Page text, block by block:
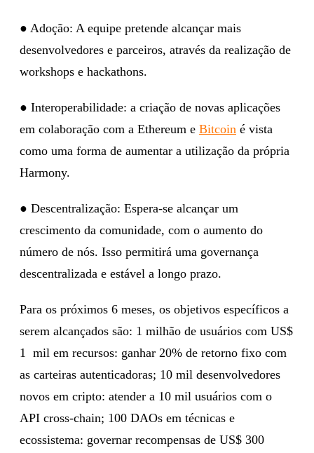
● Adoção: A equipe pretende alcançar mais
desenvolvedores e parceiros, através da realização de
workshops e hackathons.
● Interoperabilidade: a criação de novas aplicações
em colaboração com a Ethereum e Bitcoin é vista
como uma forma de aumentar a utilização da própria
Harmony.
● Descentralização: Espera-se alcançar um
crescimento da comunidade, com o aumento do
número de nós. Isso permitirá uma governança
descentralizada e estável a longo prazo.
Para os próximos 6 meses, os objetivos específicos a
serem alcançados são: 1 milhão de usuários com US$
1 mil em recursos: ganhar 20% de retorno fixo com
as carteiras autenticadoras; 10 mil desenvolvedores
novos em cripto: atender a 10 mil usuários com o
API cross-chain; 100 DAOs em técnicas e
ecossistema: governar recompensas de US$ 300